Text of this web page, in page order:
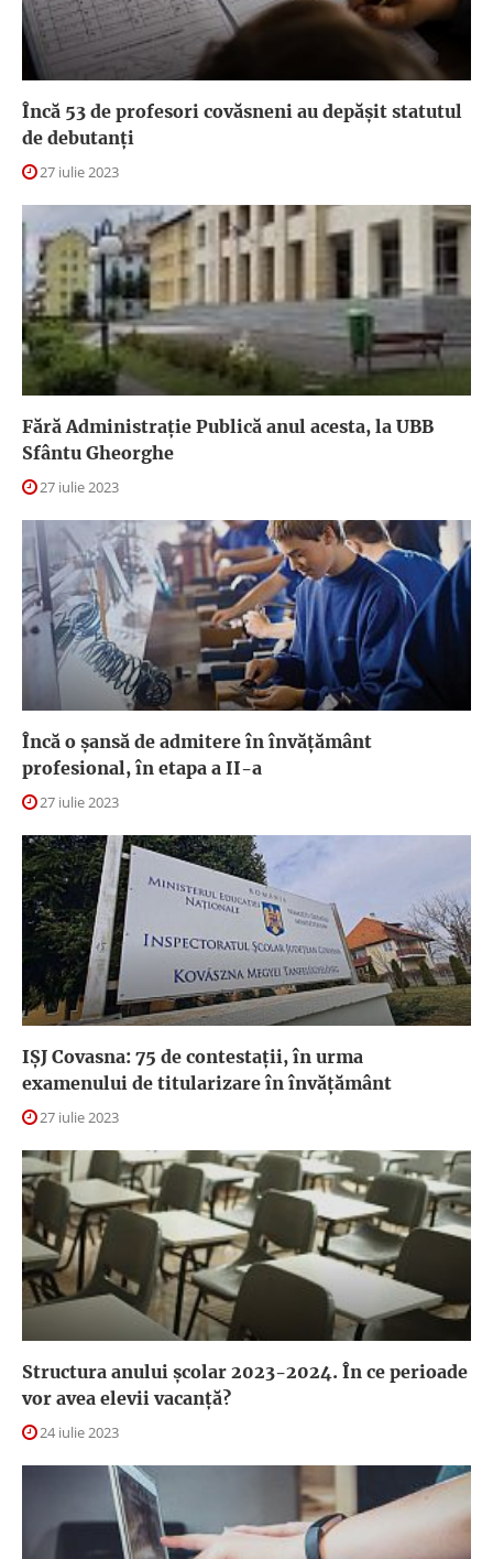
Încă 53 de profesori covăsneni au depășit statutul
de debutanți
27 iulie 2023
Fără Administrație Publică anul acesta, la UBB
Sfântu Gheorghe
27 iulie 2023
Încă o șansă de admitere în învățământ
profesional, în etapa a II-a
27 iulie 2023
IȘJ Covasna: 75 de contestații, în urma
examenului de titularizare în învățământ
27 iulie 2023
Structura anului școlar 2023-2024. În ce perioade
vor avea elevii vacanță?
24 iulie 2023